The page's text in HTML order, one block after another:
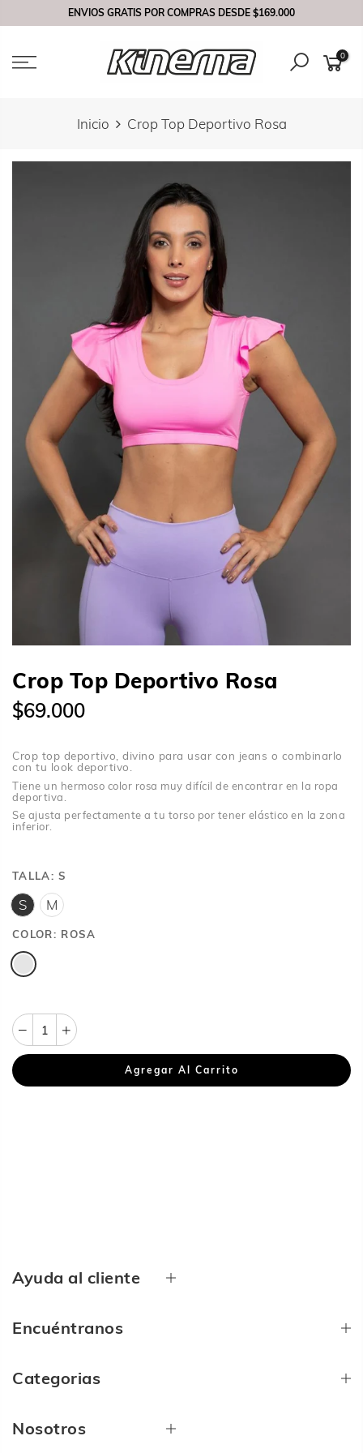
ENVIOS GRATIS POR COMPRAS DESDE $169.000
0
Inicio Crop Top Deportivo Rosa
Crop Top Deportivo Rosa
$69.000
Crop top deportivo, divino para usar con jeans o combinarlo
con tu look deportivo.
Tiene un hermoso color rosa muy difícil de encontrar en la ropa
deportiva.
Se ajusta perfectamente a tu torso por tener elástico en la zona
inferior.
TALLA:S
S M
COLOR: ROSA
Agregar Al Carrito
Ayuda al cliente
Nosotros
Encuéntranos
Categorias